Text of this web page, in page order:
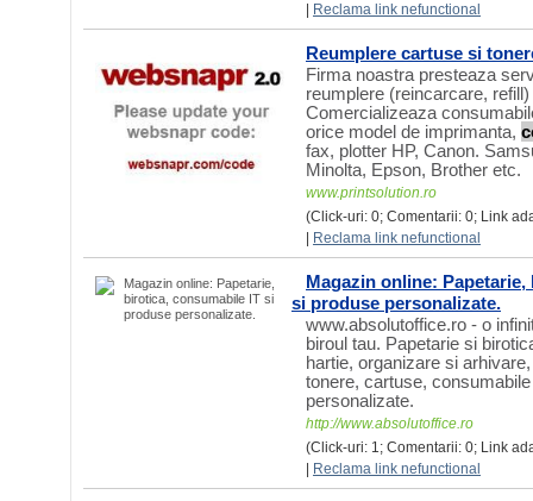
Reclama link nefunctional
Reumplere cartuse si
Firma noastra presteaza
reumplere (reincarcare,
Comercializeaza
orice model de imprimanta,
fax, plotter HP, Canon.
Minolta, Epson, Brother etc.
www.printsolution.ro
(Click-uri: 0; Comentarii: 0; Link
Reclama link nefunctional
Magazin online:
si produse personalizate.
www.absolutoffice.ro - o
biroul tau. Papetarie si
hartie, organizare si
tonere, cartuse,
personalizate.
http://www.absolutoffice.ro
(Click-uri: 1; Comentarii: 0; Link
Reclama link nefunctional